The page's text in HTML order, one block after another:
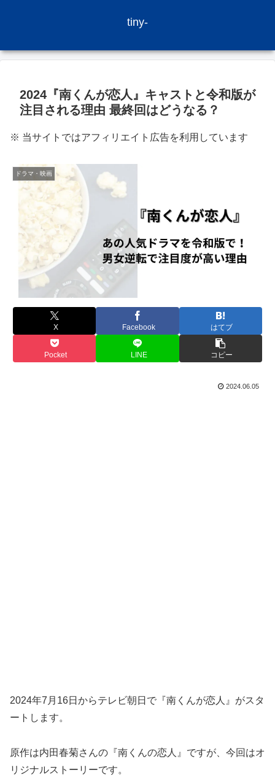
tiny-
2024『南くんが恋人』キャストと令和版が
注目される理由 最終回はどうなる？
※ 当サイトではアフィリエイト広告を利用しています
ドラマ・映画
X Facebook はてブ
Pocket LINE コピー
2024.06.05
2024年7月16日からテレビ朝日で『南くんが恋人』がスタ
ートします。
原作は内田春菊さんの『南くんの恋人』ですが、今回はオ
リジナルストーリーです。